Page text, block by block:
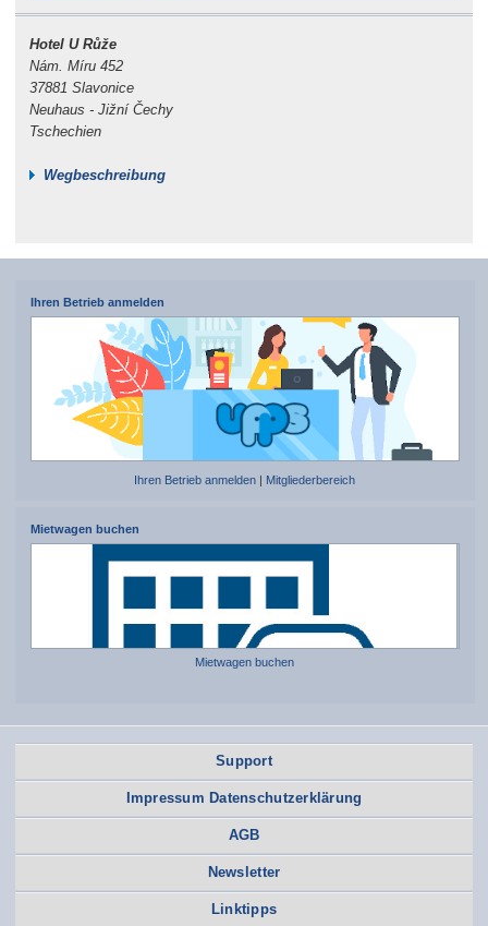
Hotel U Růže
Nám. Míru 452
37881 Slavonice
Neuhaus - Jižní Čechy
Tschechien
Wegbeschreibung
Ihren Betrieb anmelden
Ihren Betrieb anmelden | Mitgliederbereich
Mietwagen buchen
Mietwagen buchen
Support
Impressum Datenschutzerklärung
AGB
Newsletter
Linktipps